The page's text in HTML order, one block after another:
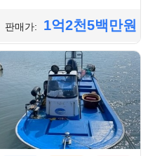
판매가: 1억2천5백만원